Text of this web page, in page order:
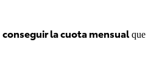
conseguir la cuota mensual que